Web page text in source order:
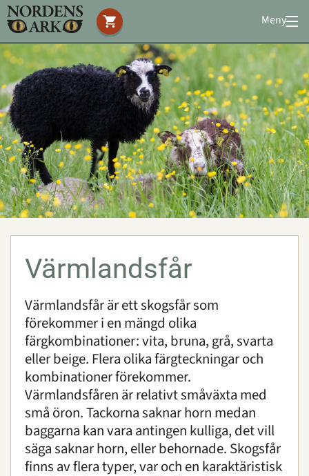
Meny
Stöd oss
Besök oss
Djuren
Amfibier
Reptiler
Däggdjur
Fåglar
Lantraser
Bohuslän-dals svarthöna
Fjällnära boskap
Gotlandskanin
Gutefår
Jämtget
Linderödssvin
Mellerudskanin
Nordsvensk häst
Värmlandsfår
Värmlandsfår är ett skogsfår som
förekommer i en mängd olika
färgkombinationer: vita, bruna, grå, svarta
eller beige. Flera olika färgteckningar och
kombinationer förekommer.
Värmlandsfåren är relativt småväxta med
små öron. Tackorna saknar horn medan
baggarna kan vara antingen kulliga, det vill
säga saknar horn, eller behornade. Skogsfår
finns av flera typer, var och en karaktäristisk